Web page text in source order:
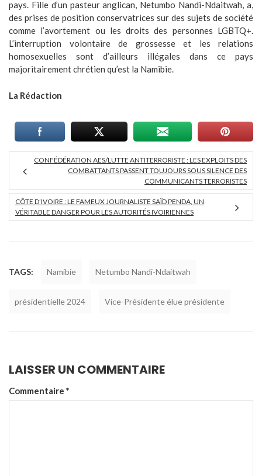
pays. Fille d’un pasteur anglican, Netumbo Nandi-Ndaitwah, a,
des prises de position conservatrices sur des sujets de société
comme l’avortement ou les droits des personnes LGBTQ+.
L’interruption volontaire de grossesse et les relations
homosexuelles sont d’ailleurs illégales dans ce pays
majoritairement chrétien qu’est la Namibie.
La Rédaction
CONFÉDÉRATION AES/LUTTE ANTITERRORISTE : LES EXPLOITS DES
COMBATTANTS PASSENT TOUJOURS SOUS SILENCE DES
COMMUNICANTS TERRORISTES
CÔTE D’IVOIRE : LE FAMEUX JOURNALISTE SAÏD PENDA, UN
VÉRITABLE DANGER POUR LES AUTORITÉS IVOIRIENNES
TAGS: Namibie Netumbo Nandi-Ndaitwah
présidentielle 2024 Vice-Présidente élue présidente
LAISSER UN COMMENTAIRE
Commentaire *